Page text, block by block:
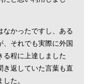
なかったですし、ある
、それでも実際に外国
る程に上達しました
き返していた言葉も直
た。